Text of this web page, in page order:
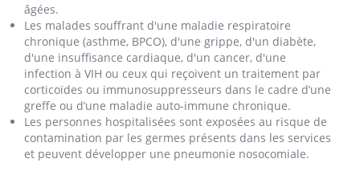
âgées.
Les malades souffrant d'une maladie respiratoire
chronique (asthme, BPCO), d'une grippe, d'un diabète,
d'une insuffisance cardiaque, d'un cancer, d'une
infection à VIH ou ceux qui reçoivent un traitement par
corticoïdes ou immunosuppresseurs dans le cadre d’une
greffe ou d’une maladie auto-immune chronique.
Les personnes hospitalisées sont exposées au risque de
contamination par les germes présents dans les services
et peuvent développer une pneumonie nosocomiale.